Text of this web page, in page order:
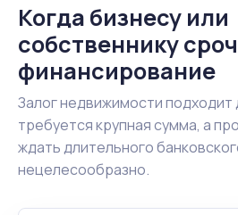
Когда бизнесу или
собственнику
финансирование
Залог недвижимости подходит
требуется крупная сумма, а
ждать длительного
нецелесообразно.